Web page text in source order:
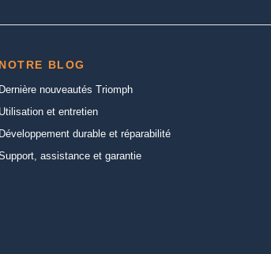
NOTRE BLOG
Dernière nouveautés Triomph
Utilisation et entretien
Développement durable et réparabilité
assistance et garantie